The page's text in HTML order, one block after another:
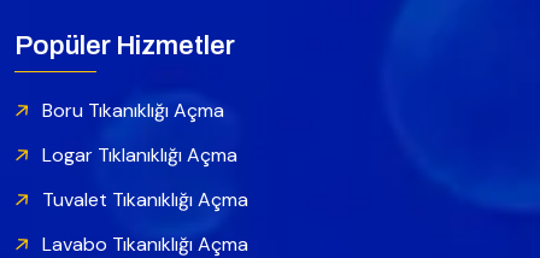
Popüler Hizmetler
Boru Tıkanıklığı Açma
Logar Tıklanıklığı Açma
Tuvalet Tıkanıklığı Açma
Lavabo Tıkanıklığı Açma